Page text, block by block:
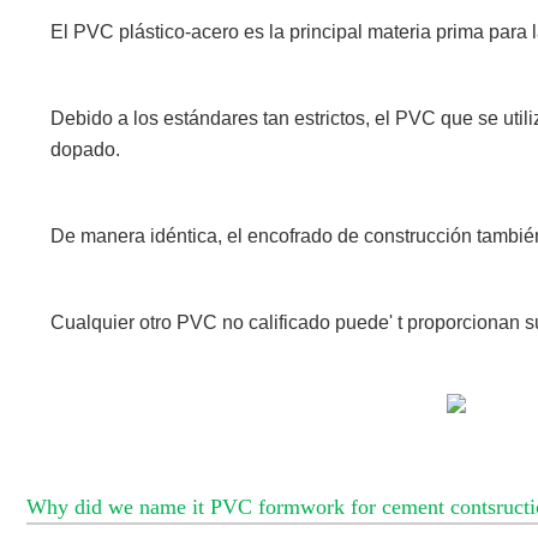
El PVC plástico-acero es la principal materia prima
Debido a los estándares tan estrictos, el PVC que se
dopado.
De manera idéntica, el encofrado de construcción
Cualquier otro PVC no calificado puede' t proporcionan
Why did we name it PVC formwork for cement